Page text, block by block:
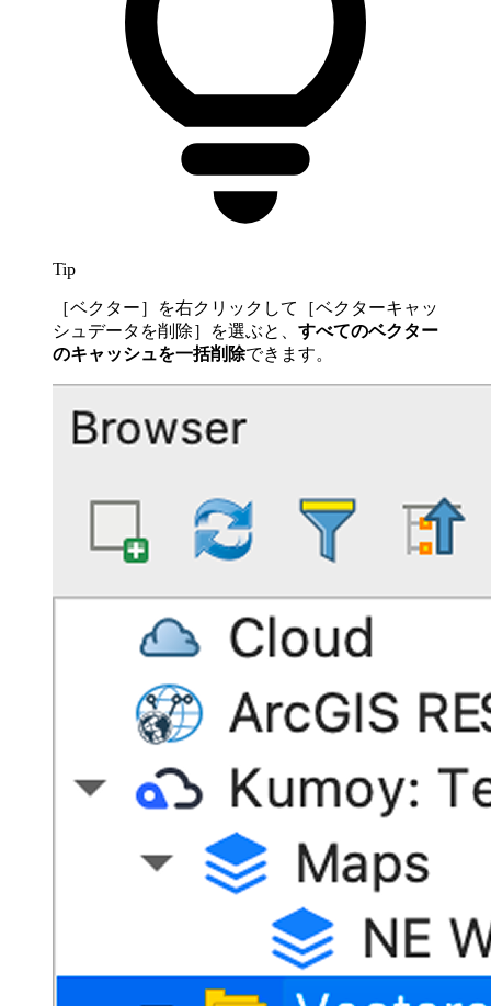
Tip
［ベクター］を右クリックして［ベクターキャッ
シュデータを削除］を選ぶと、 すべてのベクター
のキャッシュを一括削除できます。